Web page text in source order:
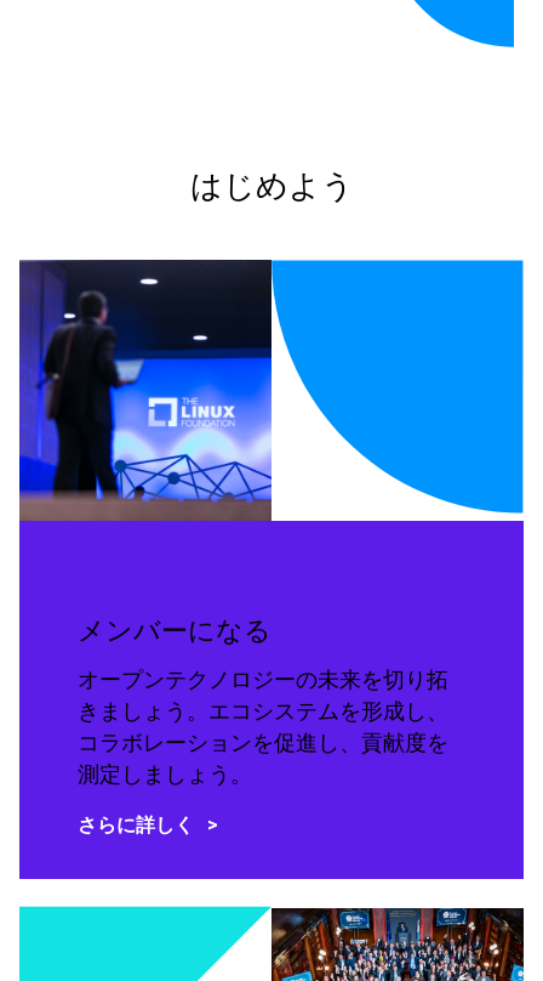
はじめよう
メンバーになる
オープンテクノロジーの未来を切り拓
きましょう。エコシステムを形成し、
コラボレーションを促進し、貢献度を
測定しましょう。
さらに詳しく